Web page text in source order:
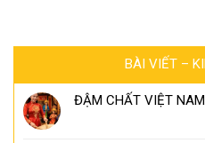
BÀI VIẾT –
ĐẬM CHẤT VIỆT